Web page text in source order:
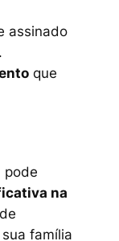
assinado
que
pode
na
família